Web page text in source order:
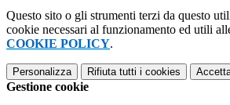
Questo sito o gli strumenti terzi da questo
cookie necessari al funzionamento ed utili
COOKIE POLICY.
Personalizza Rifiuta tutti i cookies
Gestione cookie